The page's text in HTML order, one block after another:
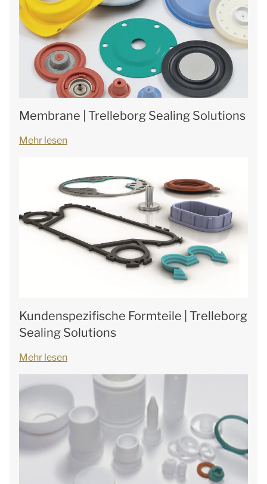
Membrane | Trelleborg Sealing Solutions
Mehr lesen
Kundenspezifische Formteile | Trelleborg
Sealing Solutions
Mehr lesen